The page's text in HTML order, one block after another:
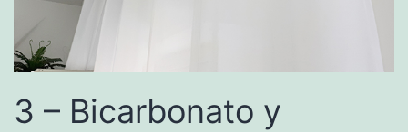
3 – Bicarbonato y